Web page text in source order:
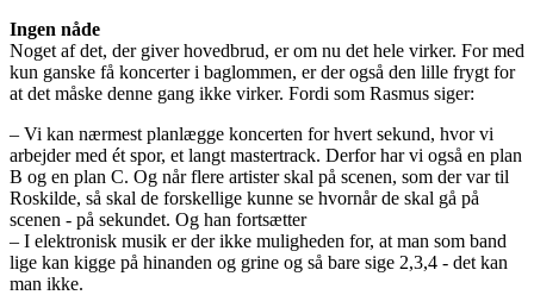
Ingen nåde
Noget af det, der giver hovedbrud, er om nu det hele virker. For med
kun ganske få koncerter i baglommen, er der også den lille frygt for
at det måske denne gang ikke virker. Fordi som Rasmus siger:
– Vi kan nærmest planlægge koncerten for hvert sekund, hvor vi
arbejder med ét spor, et langt mastertrack. Derfor har vi også en plan
B og en plan C. Og når flere artister skal på scenen, som der var til
Roskilde, så skal de forskellige kunne se hvornår de skal gå på
scenen - på sekundet. Og han fortsætter
– I elektronisk musik er der ikke muligheden for, at man som band
lige kan kigge på hinanden og grine og så bare sige 2,3,4 - det kan
man ikke.